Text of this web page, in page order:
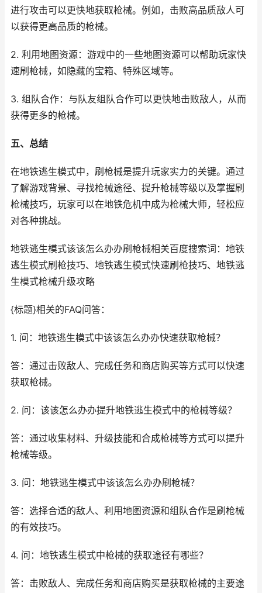
进行攻击可以更快地获取枪械。例如，击败高品质敌人可
以获得更高品质的枪械。
2. 利用地图资源：游戏中的一些地图资源可以帮助玩家快
速刷枪械，如隐藏的宝箱、特殊区域等。
3. 组队合作：与队友组队合作可以更快地击败敌人，从而
获得更多的枪械。
五、总结
在地铁逃生模式中，刷枪械是提升玩家实力的关键。通过
了解游戏背景、寻找枪械途径、提升枪械等级以及掌握刷
枪械技巧，玩家可以在地铁危机中成为枪械大师，轻松应
对各种挑战。
地铁逃生模式该该怎么办办刷枪械相关百度搜索词：地铁
逃生模式刷枪技巧、地铁逃生模式快速刷枪技巧、地铁逃
生模式枪械升级攻略
{标题}相关的FAQ问答：
1. 问：地铁逃生模式中该该怎么办办快速获取枪械？
答：通过击败敌人、完成任务和商店购买等方式可以快速
获取枪械。
2. 问：该该怎么办办提升地铁逃生模式中的枪械等级？
答：通过收集材料、升级技能和合成枪械等方式可以提升
枪械等级。
3. 问：地铁逃生模式中该该怎么办办刷枪械？
答：选择合适的敌人、利用地图资源和组队合作是刷枪械
的有效技巧。
4. 问：地铁逃生模式中枪械的获取途径有哪些？
答：击败敌人、完成任务和商店购买是获取枪械的主要途